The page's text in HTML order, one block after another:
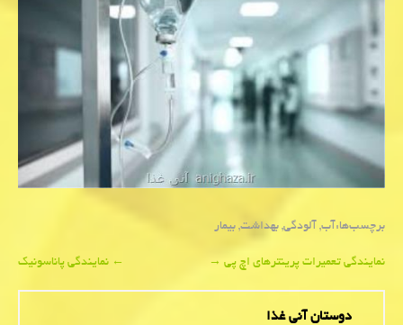
برچسب‌ها:آب,آلودگی,بهداشت,بیمار
Post
navigation
←نمایندگی پاناسونیك نمایندگی تعمیرات پرینترهای اچ پی→
دوستان آنی غذا